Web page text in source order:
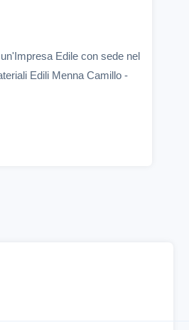
Edile con sede nel
Edili Menna Camillo -